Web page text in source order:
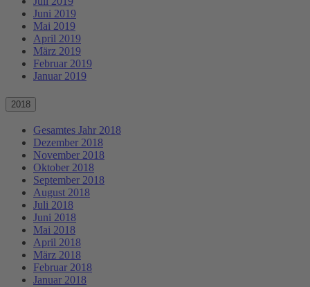
Juni 2019
Mai 2019
April 2019
März 2019
Februar 2019
Januar 2019
2018
Gesamtes Jahr 2018
Dezember 2018
November 2018
Oktober 2018
September 2018
August 2018
Juli 2018
Juni 2018
Mai 2018
April 2018
März 2018
Februar 2018
Januar 2018